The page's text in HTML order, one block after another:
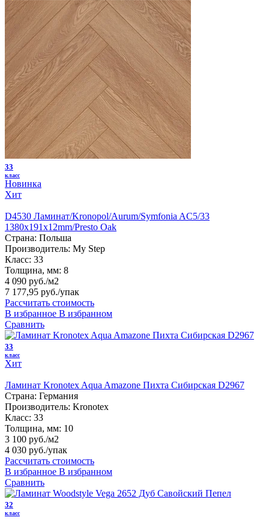
33
класс
Новинка
Хит
D4530 Ламинат/Kronopol/Aurum/Symfonia AC5/33
1380х191х12mm/Presto Oak
Страна: Польша
Производитель: My Step
Класс: 33
Толщина, мм: 8
4 090 руб./м2
7 177,95 руб./упак
Рассчитать стоимость
В избранное В избранном
Сравнить
33
класс
Хит
Ламинат Kronotex Aqua Amazone Пихта Сибирская D2967
Страна: Германия
Производитель: Kronotex
Класс: 33
Толщина, мм: 10
3 100 руб./м2
4 030 руб./упак
Рассчитать стоимость
В избранное В избранном
Сравнить
32
класс